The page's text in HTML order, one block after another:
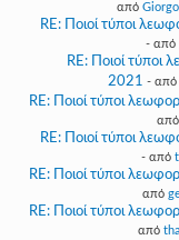
από
RE: Ποιοί τύποι
- από
RE: Ποιοί
2021 - από
RE: Ποιοί τύποι
από
RE: Ποιοί τύποι
- από
RE: Ποιοί τύποι
από
RE: Ποιοί τύποι
από